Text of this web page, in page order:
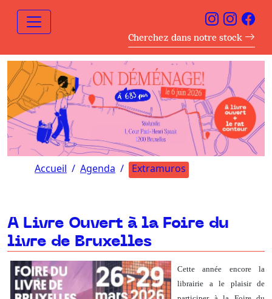
Cherchez dans notre stock
Accueil Agenda Extramuros
A Livre Ouvert à la Foire du
livre de Bruxelles
Cette année encore la
librairie a le plaisir de